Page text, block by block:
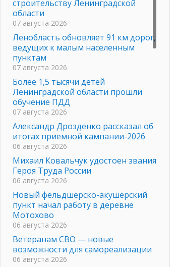
строительству Ленинградской
области
07 августа 2026
Ленобласть обновляет 91 км дорог,
ведущих к малым населенным
пунктам
07 августа 2026
Более 1,5 тысячи детей
Ленинградской области прошли
обучение ПДД
07 августа 2026
Александр Дрозденко рассказал об
итогах приемной кампании-2026
06 августа 2026
Михаил Ковальчук удостоен звания
Героя Труда России
06 августа 2026
Новый фельдшерско-акушерский
пункт начал работу в деревне
Мотохово
06 августа 2026
Ветеранам СВО — новые
возможности для самореализации
06 августа 2026